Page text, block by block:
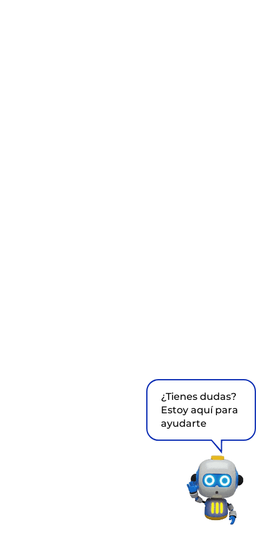
¿Tienes dudas?
Estoy aquí para
ayudarte